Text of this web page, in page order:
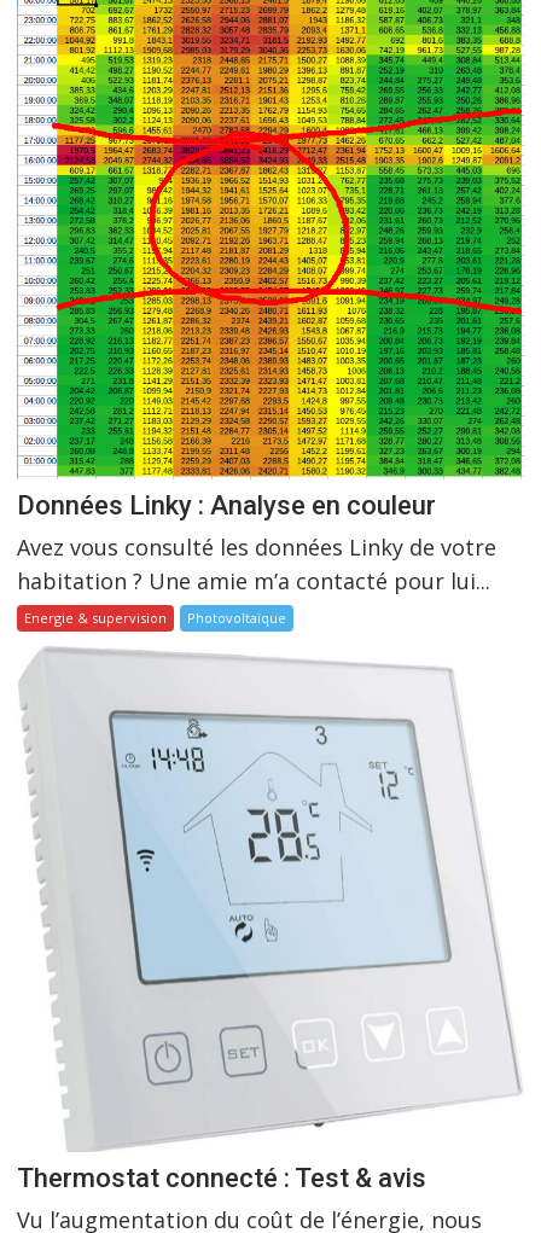
Données Linky : Analyse en couleur
Avez vous consulté les données Linky de votre
habitation ? Une amie m’a contacté pour lui...
Energie & supervision Photovoltaïque
Thermostat connecté : Test & avis
Vu l’augmentation du coût de l’énergie, nous